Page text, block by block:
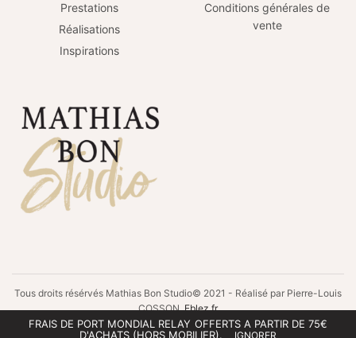
FRAIS DE PORT MONDIAL RELAY OFFERTS A PARTIR DE 75€
D'ACHATS (HORS MOBILIER).
IGNORER
Prestations
Réalisations
Inspirations
Conditions générales de
vente
Tous droits résérvés Mathias Bon Studio© 2021 - Réalisé par Pierre-Louis
COSSONEblez.fr